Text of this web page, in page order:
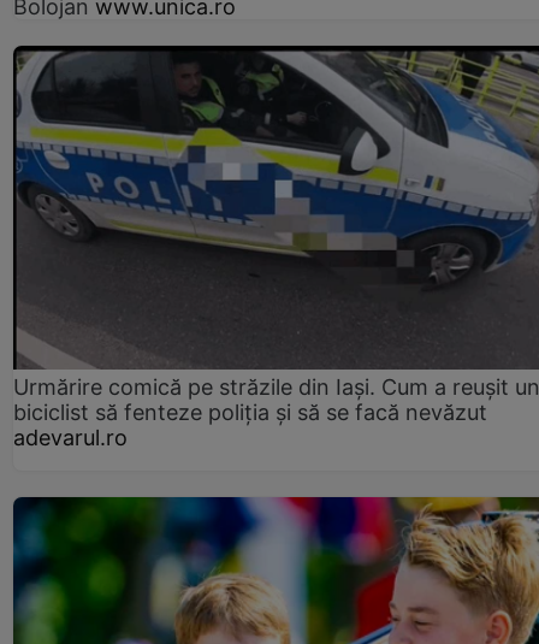
Bolojan www.unica.ro
Urmărire comică pe străzile din Iași. Cum a reușit un
biciclist să fenteze poliția și să se facă nevăzut
adevarul.ro